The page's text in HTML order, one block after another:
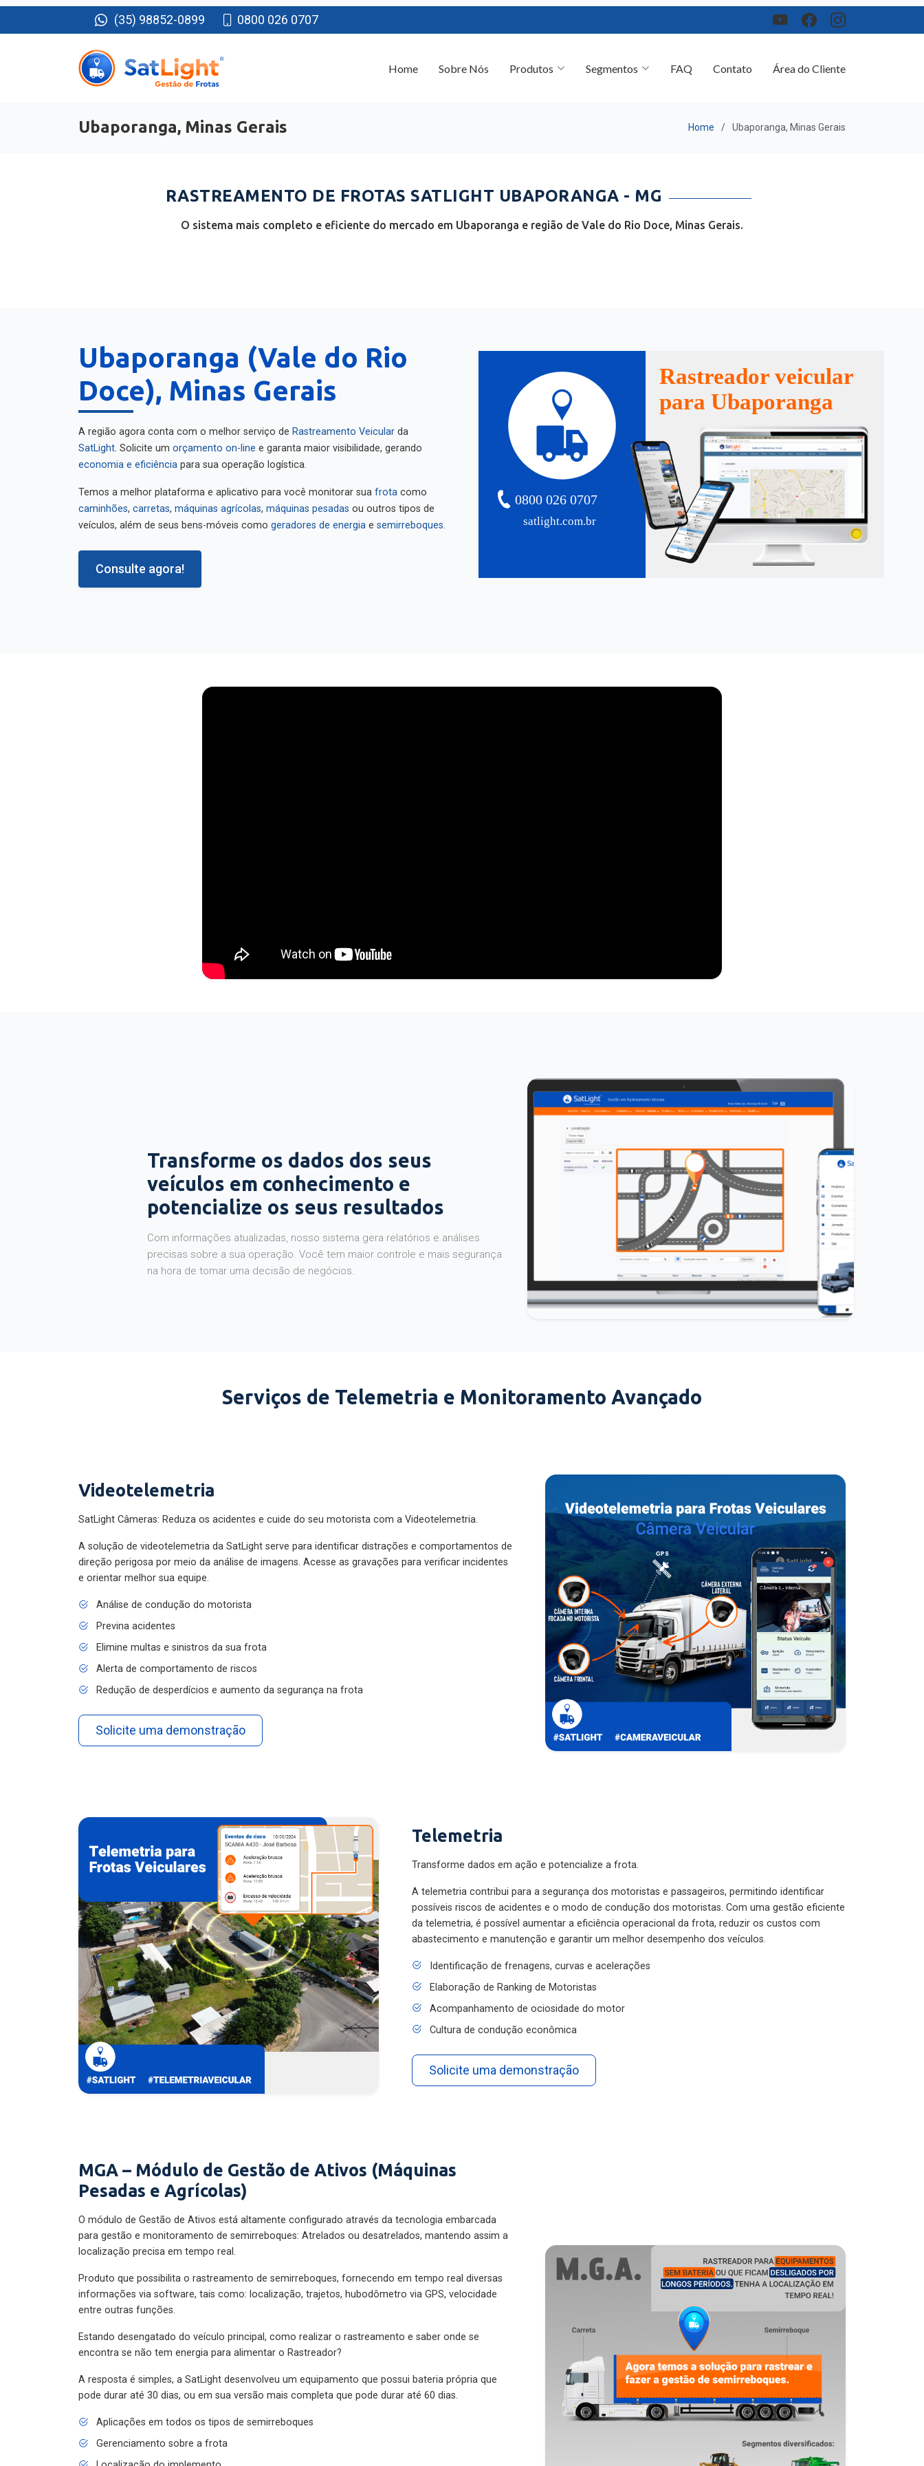
(35) 98852-0899 0800 026 0707
Área do Cliente
Ubaporanga, Minas Gerais Home Ubaporanga, Minas Gerais
RASTREAMENTO DE FROTAS SATLIGHT UBAPORANGA - MG
O sistema mais completo e eficiente do mercado em Ubaporanga e região de Vale do Rio Doce, Minas Gerais.
Ubaporanga (Vale do Rio
Doce), Minas Gerais
A região agora conta com o melhor serviço de Rastreamento Veicular da
SatLight . Solicite um orçamento on-line e garanta maior visibilidade, gerando
economia e eficiência para sua operação logística.
Temos a melhor plataforma e aplicativo para você monitorar sua frota como
caminhões carretas máquinas agrícolas máquinas pesadas ou outros tipos de
veículos, além de seus bens-móveis como geradores de energia e semirreboques
Consulte agora!
satlight.com.br
0800 026 0707
Rastreador veicular
para Ubaporanga
Transforme os dados dos seus
veículos em conhecimento e
potencialize os seus resultados
Com informações atualizadas, nosso sistema gera relatórios e análises
precisas sobre a sua operação. Você tem maior controle e mais segurança
na hora de tomar uma decisão de negócios.
Serviços de Telemetria e Monitoramento Avançado
Videotelemetria
SatLight Câmeras: Reduza os acidentes e cuide do seu motorista com a Videotelemetria.
A solução de videotelemetria da SatLight serve para identificar distrações e comportamentos de
direção perigosa por meio da análise de imagens. Acesse as gravações para verificar incidentes
e orientar melhor sua equipe.
Análise de condução do motorista
Previna acidentes
Elimine multas e sinistros da sua frota
Alerta de comportamento de riscos
Redução de desperdícios e aumento da segurança na frota
Solicite uma demonstração
Telemetria
Transforme dados em ação e potencialize a frota.
A telemetria contribui para a segurança dos motoristas e passageiros, permitindo identificar
possíveis riscos de acidentes e o modo de condução dos motoristas. Com uma gestão eficiente
da telemetria, é possível aumentar a eficiência operacional da frota, reduzir os custos com
abastecimento e manutenção e garantir um melhor desempenho dos veículos.
Identificação de frenagens, curvas e acelerações
Elaboração de Ranking de Motoristas
Acompanhamento de ociosidade do motor
Cultura de condução econômica
Solicite uma demonstração
MGA – Módulo de Gestão de Ativos (Máquinas
Pesadas e Agrícolas)
O módulo de Gestão de Ativos está altamente configurado através da tecnologia embarcada
para gestão e monitoramento de semirreboques: Atrelados ou desatrelados, mantendo assim a
localização precisa em tempo real.
Produto que possibilita o rastreamento de semirreboques, fornecendo em tempo real diversas
informações via software, tais como: localização, trajetos, hubodômetro via GPS, velocidade
entre outras funções.
Estando desengatado do veículo principal, como realizar o rastreamento e saber onde se
encontra se não tem energia para alimentar o Rastreador?
A resposta é simples, a SatLight desenvolveu um equipamento que possui bateria própria que
pode durar até 30 dias, ou em sua versão mais completa que pode durar até 60 dias.
Aplicações em todos os tipos de semirreboques
Gerenciamento sobre a frota
Localização do implemento